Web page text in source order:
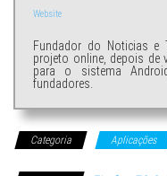
Website
Fundador do Noticias
projeto online, depois
para o sistema
fundadores.
Categoria Aplicações